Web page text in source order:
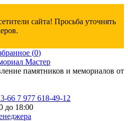
сайта! Просьба уточнять
(0)
памятников и мемориалов от
66 7 977 618-49-12
до 18:00